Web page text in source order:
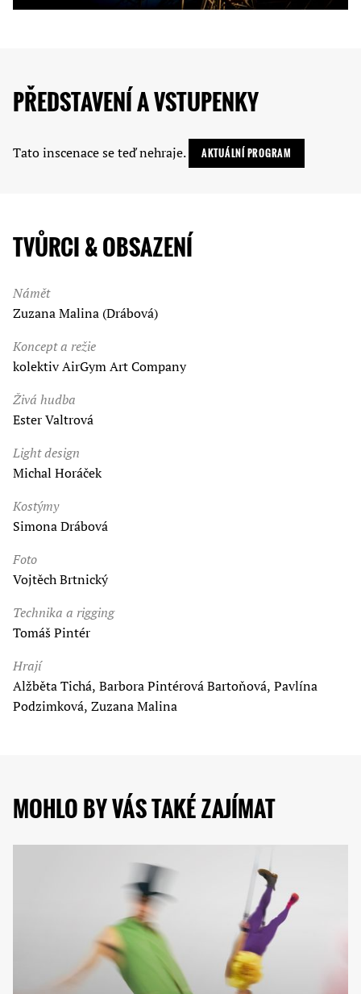
PŘEDSTAVENÍ A VSTUPENKY
Tato inscenace se teď nehraje. AKTUÁLNÍ PROGRAM
TVŮRCI & OBSAZENÍ
Námět
Zuzana Malina (Drábová)
Koncept a režie
kolektiv AirGym Art Company
Živá hudba
Ester Valtrová
Light design
Michal Horáček
Kostýmy
Simona Drábová
Foto
Vojtěch Brtnický
Technika a rigging
Tomáš Pintér
Hrají
Alžběta Tichá, Barbora Pintérová Bartoňová, Pavlína
Podzimková, Zuzana Malina
MOHLO BY VÁS TAKÉ ZAJÍMAT